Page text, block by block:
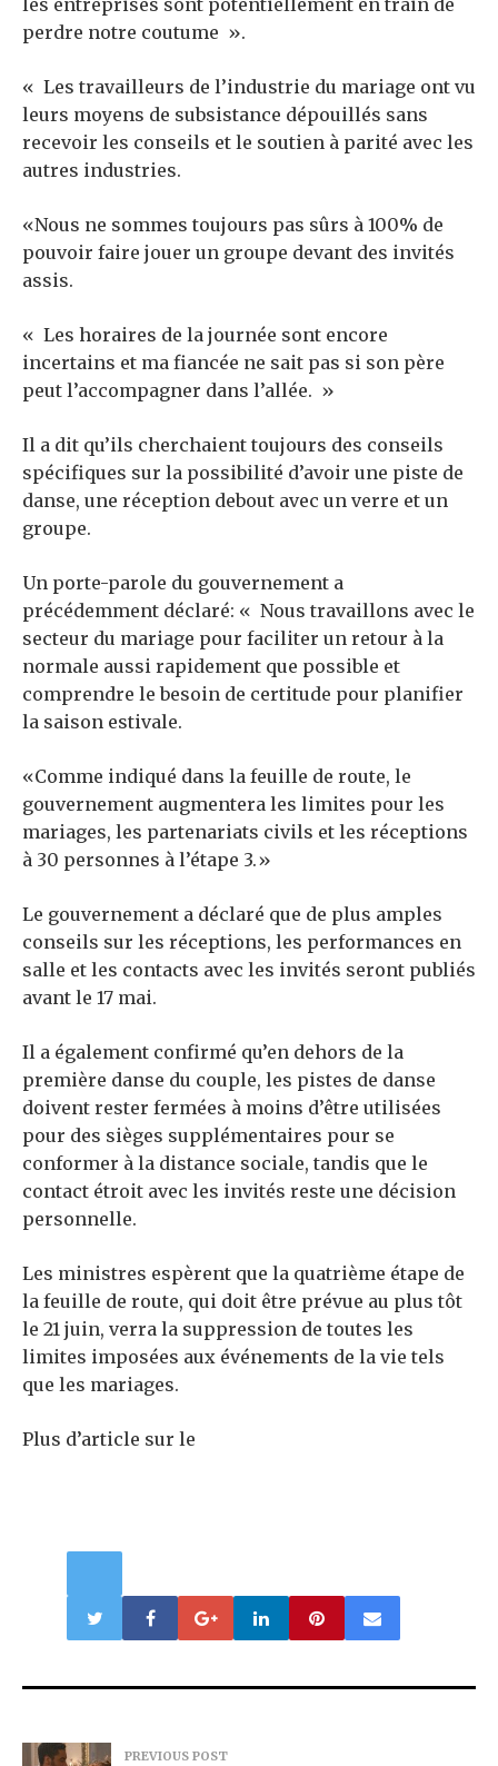
les entreprises sont potentiellement en train de
perdre notre coutume ».
« Les travailleurs de l’industrie du mariage ont vu
leurs moyens de subsistance dépouillés sans
recevoir les conseils et le soutien à parité avec les
autres industries.
«Nous ne sommes toujours pas sûrs à 100% de
pouvoir faire jouer un groupe devant des invités
assis.
« Les horaires de la journée sont encore
incertains et ma fiancée ne sait pas si son père
peut l’accompagner dans l’allée. »
Il a dit qu’ils cherchaient toujours des conseils
spécifiques sur la possibilité d’avoir une piste de
danse, une réception debout avec un verre et un
groupe.
Un porte-parole du gouvernement a
précédemment déclaré: « Nous travaillons avec le
secteur du mariage pour faciliter un retour à la
normale aussi rapidement que possible et
comprendre le besoin de certitude pour planifier
la saison estivale.
«Comme indiqué dans la feuille de route, le
gouvernement augmentera les limites pour les
mariages, les partenariats civils et les réceptions
à 30 personnes à l’étape 3.»
Le gouvernement a déclaré que de plus amples
conseils sur les réceptions, les performances en
salle et les contacts avec les invités seront publiés
avant le 17 mai.
Il a également confirmé qu’en dehors de la
première danse du couple, les pistes de danse
doivent rester fermées à moins d’être utilisées
pour des sièges supplémentaires pour se
conformer à la distance sociale, tandis que le
contact étroit avec les invités reste une décision
personnelle.
Les ministres espèrent que la quatrième étape de
la feuille de route, qui doit être prévue au plus tôt
le 21 juin, verra la suppression de toutes les
limites imposées aux événements de la vie tels
que les mariages.
Plus d’article sur le
PREVIOUS POST